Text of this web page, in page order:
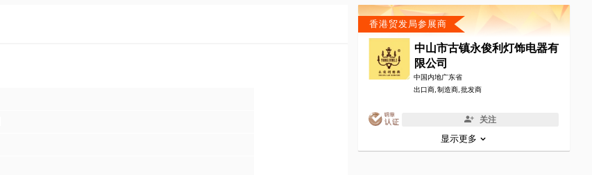
香港贸发局参展商
中山市古镇永俊利灯饰电器有
限公司
中国内地广东省
出口商, 制造商, 批发商
关注
显示更多